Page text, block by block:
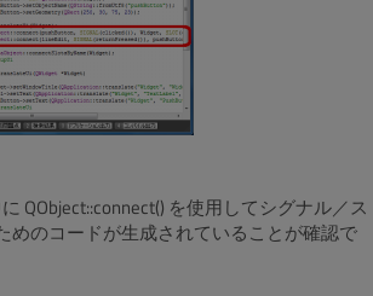
QObject::connect() を使用してシグナル／ス
めのコードが生成されていることが確認で